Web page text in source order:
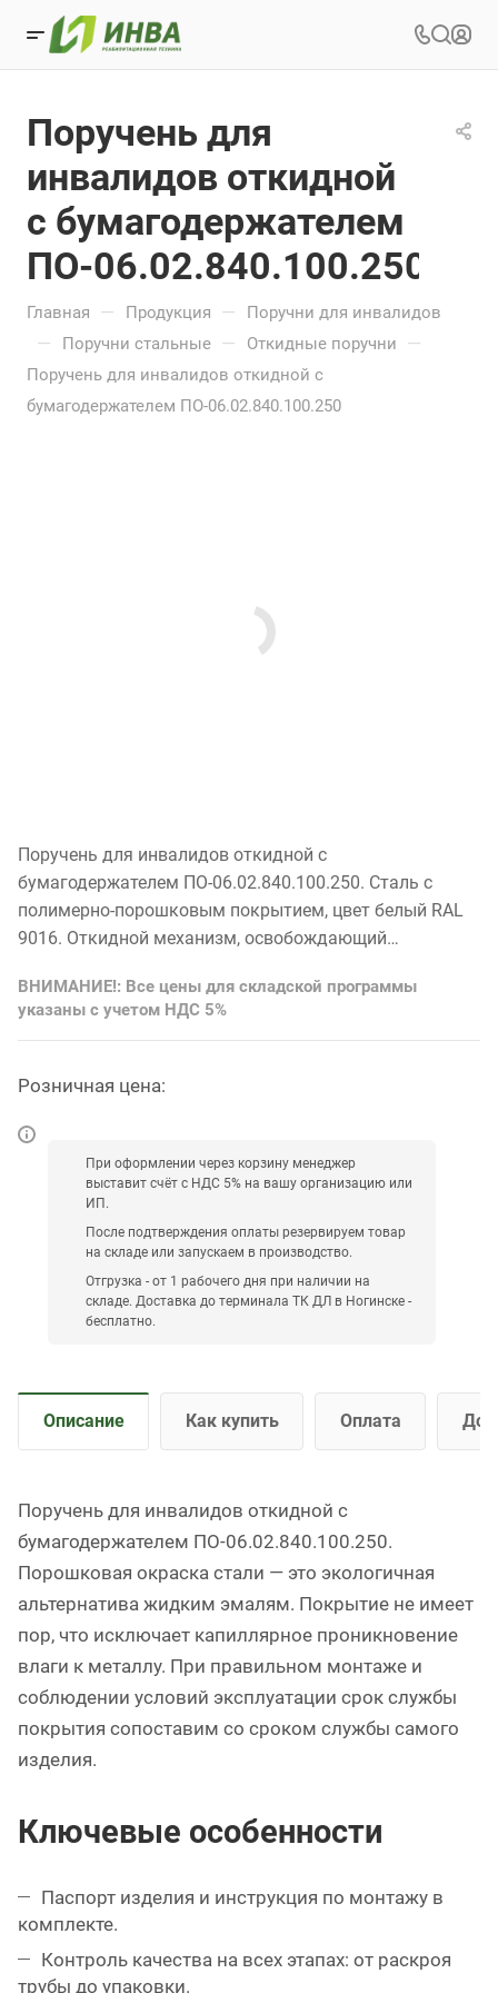
Поручень для
инвалидов откидной
с бумагодержателем
ПО-06.02.840.100.250
Главная — Продукция — Поручни для инвалидов
— Поручни стальные — Откидные поручни —
Поручень для инвалидов откидной с
бумагодержателем ПО-06.02.840.100.250
Поручень для инвалидов откидной с
бумагодержателем ПО-06.02.840.100.250. Сталь с
полимерно-порошковым покрытием, цвет белый RAL
9016. Откидной механизм, освобождающий
бумагодержатель в едином корпусе. Допустимая
нагрузка: 150 кг. Адаптация санузлов для
ВНИМАНИЕ!: Все цены для складской программы
указаны с учетом НДС 5%
Розничная цена:
При оформлении через корзину менеджер
выставит счёт с НДС 5% на вашу организацию или
ИП.
После подтверждения оплаты резервируем товар
на складе или запускаем в производство.
Отгрузка - от 1 рабочего дня при наличии на
складе. Доставка до терминала ТК ДЛ в Ногинске -
бесплатно.
Описание Как купить Оплата
Поручень для инвалидов откидной с
бумагодержателем ПО-06.02.840.100.250.
Порошковая окраска стали — это экологичная
альтернатива жидким эмалям. Покрытие не имеет
пор, что исключает капиллярное проникновение
влаги к металлу. При правильном монтаже и
соблюдении условий эксплуатации срок службы
покрытия сопоставим со сроком службы самого
изделия.
Ключевые особенности
Паспорт изделия и инструкция по монтажу в
комплекте.
Контроль качества на всех этапах: от раскроя
трубы до упаковки.